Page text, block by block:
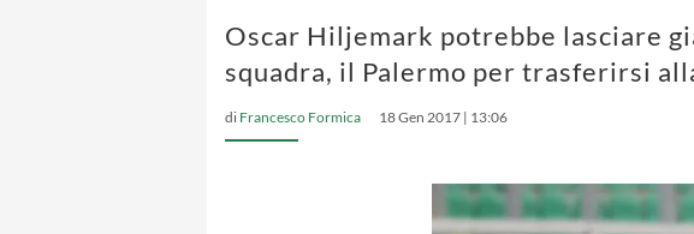
Oscar Hiljemark potrebbe lasciare
squadra, il Palermo per trasferirsi
di Francesco Formica 18 Gen 2017 | 13:06